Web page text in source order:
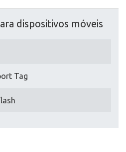
dispositivos móveis
Tag